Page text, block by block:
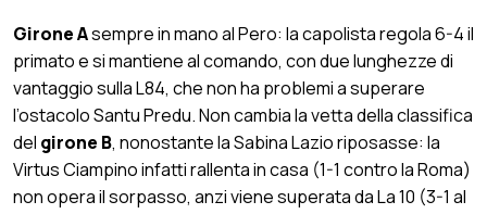
Girone Asempre in mano al Pero: la capolista regola 6-4 il
primato e si mantiene al comando, con due lunghezze di
vantaggio sulla L84, che non ha problemi a superare
l’ostacolo Santu Predu. Non cambia la vetta della classifica
del girone B, nonostante la Sabina Lazio riposasse: la
Virtus Ciampino infatti rallenta in casa (1-1 contro la Roma)
non opera il sorpasso, anzi viene superata da La 10 (3-1 al